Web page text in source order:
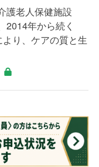
護老人保健施設
2014年から続く
り、ケアの質と生